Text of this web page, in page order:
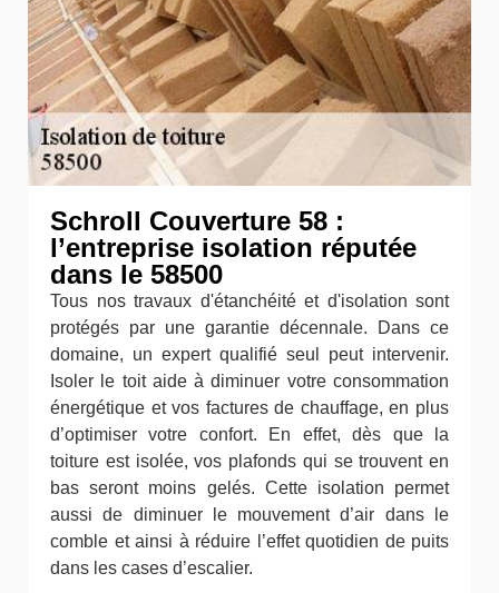
Schroll Couverture 58 :
l’entreprise isolation réputée
dans le 58500
Tous nos travaux d'étanchéité et d'isolation sont
protégés par une garantie décennale. Dans ce
domaine, un expert qualifié seul peut intervenir.
Isoler le toit aide à diminuer votre consommation
énergétique et vos factures de chauffage, en plus
d’optimiser votre confort. En effet, dès que la
toiture est isolée, vos plafonds qui se trouvent en
bas seront moins gelés. Cette isolation permet
aussi de diminuer le mouvement d’air dans le
comble et ainsi à réduire l’effet quotidien de puits
dans les cases d’escalier.